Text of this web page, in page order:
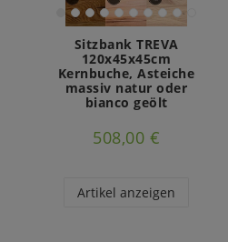
Sitzbank TREVA
120x45x45cm
Kernbuche, Asteiche
massiv natur oder
bianco geölt
508,00 €
Artikel anzeigen